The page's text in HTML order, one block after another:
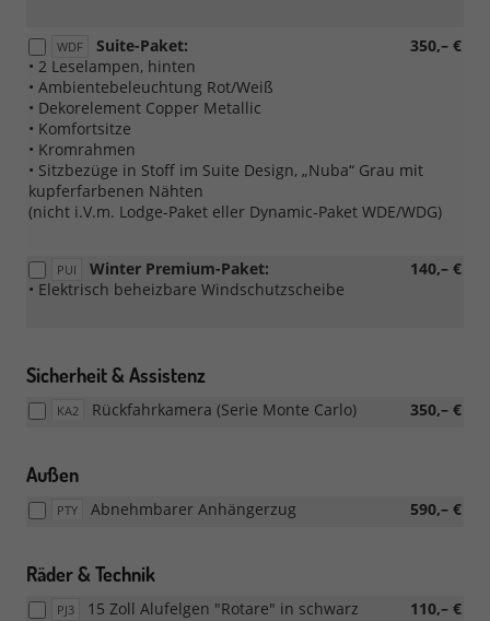
WDF 350,– €
Suite-Paket:
• 2 Leselampen, hinten
• Ambientebeleuchtung Rot/Weiß
• Dekorelement Copper Metallic
• Komfortsitze
• Kromrahmen
• Sitzbezüge in Stoff im Suite Design, „Nuba“ Grau mit
kupferfarbenen Nähten
(nicht i.V.m. Lodge-Paket eller Dynamic-Paket WDE/WDG)
PUI 140,– €
Winter Premium-Paket:
• Elektrisch beheizbare Windschutzscheibe
Sicherheit & Assistenz
KA2 350,– €
Rückfahrkamera (Serie Monte Carlo)
Außen
PTY 590,– €
Abnehmbarer Anhängerzug
Räder & Technik
PJ3 110,– €
15 Zoll Alufelgen "Rotare" in schwarz